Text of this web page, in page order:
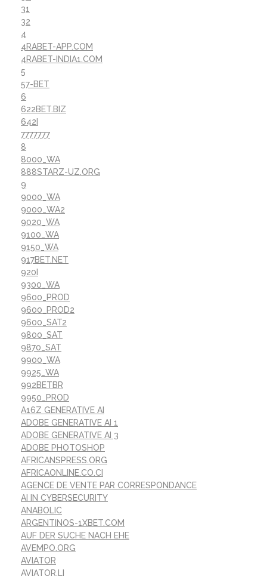
31
32
4
4RABET-APP.COM
4RABET-INDIA1.COM
5
57-BET
6
622BET.BIZ
642I
7777777
8
8000_WA
888STARZ-UZ.ORG
9
9000_WA
9000_WA2
9020_WA
9100_WA
9150_WA
917BET.NET
920I
9300_WA
9600_PROD
9600_PROD2
9600_SAT2
9800_SAT
9870_SAT
9900_WA
9925_WA
992BETBR
9950_PROD
A16Z GENERATIVE AI
ADOBE GENERATIVE AI 1
ADOBE GENERATIVE AI 3
ADOBE PHOTOSHOP
AFRICANSPRESS.ORG
AFRICAONLINE.CO.CI
AGENCE DE VENTE PAR CORRESPONDANCE
AI IN CYBERSECURITY
ANABOLIC
ARGENTINOS-1XBET.COM
AUF DER SUCHE NACH EHE
AVEMPO.ORG
AVIATOR
AVIATOR.LI